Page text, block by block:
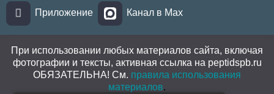
Приложение Канал в Max
При использовании любых материалов сайта, включая
фотографии и тексты, активная ссылка на peptidspb.ru
ОБЯЗАТЕЛЬНА! См. правила использования
материалов.